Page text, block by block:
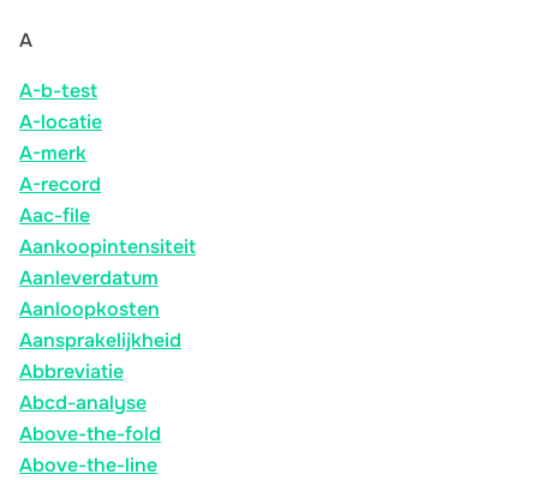
A
A-b-test
A-locatie
A-merk
A-record
Aac-file
Aankoopintensiteit
Aanleverdatum
Aanloopkosten
Aansprakelijkheid
Abbreviatie
Abcd-analyse
Above-the-fold
Above-the-line